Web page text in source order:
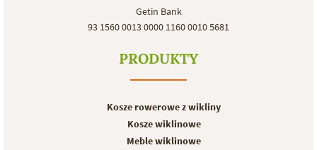
Getin Bank
93 1560 0013 0000 1160 0010 5681
PRODUKTY
Kosze rowerowe z wikliny
Kosze wiklinowe
Meble wiklinowe